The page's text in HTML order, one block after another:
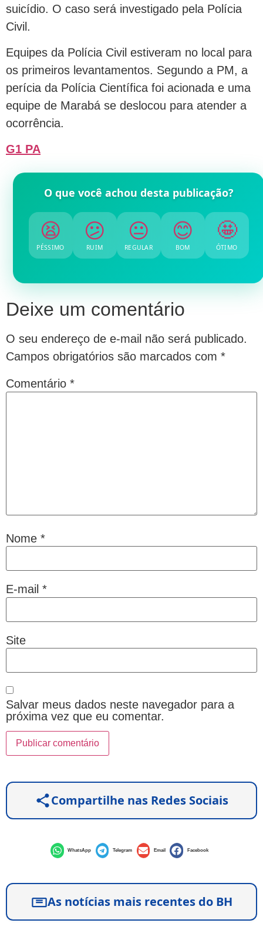
suicídio. O caso será investigado pela Polícia
Civil.
Equipes da Polícia Civil estiveram no local para
os primeiros levantamentos. Segundo a PM, a
perícia da Polícia Científica foi acionada e uma
equipe de Marabá se deslocou para atender a
ocorrência.
G1 PA
O que você achou desta publicação?
😫
PÉSSIMO
😕
RUIM
😐
REGULAR
😊
BOM
🤩
ÓTIMO
Deixe um comentário
O seu endereço de e-mail não será publicado.
Campos obrigatórios são marcados com *
Comentário *
Nome *
E-mail *
Site
Salvar meus dados neste navegador para a
próxima vez que eu comentar.
Compartilhe nas Redes Sociais
WhatsApp Telegram Email Facebook
As notícias mais recentes do BH